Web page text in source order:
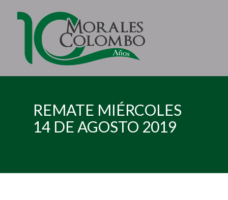
REMATE MIÉRCOLES
14 DE AGOSTO 2019